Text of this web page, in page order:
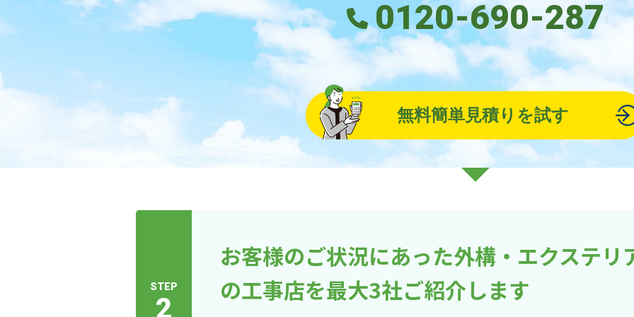
0120-690-287
無料簡単見積りを試す
STEP
2
お客様のご状況にあった外構・エクステリ
の工事店を最大3社ご紹介します